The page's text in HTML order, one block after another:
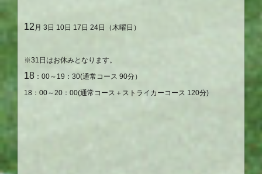
12 月 3 日 10日 17 日 24日（木曜日）
※31 日はお休みとなります。
18 ： 00～ 19 ： 30(通常コース 90分）
18 ： 00～20 ： 00(通常コース＋ストライカーコース 120分)